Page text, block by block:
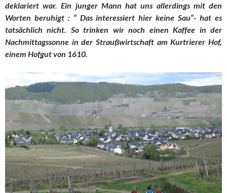
deklariert war. Ein junger Mann hat uns allerdings mit den
Worten beruhigt : “ Das interessiert hier keine Sau“- hat es
tatsächlich nicht. So trinken wir noch einen Kaffee in der
Nachmittagssonne in der Straußwirtschaft am Kurtrierer Hof,
einem Hofgut von 1610.